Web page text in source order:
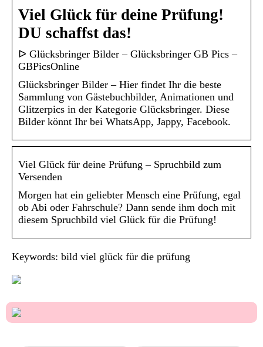
Viel Glück für deine Prüfung!
DU schaffst das!
ᐅ Glücksbringer Bilder – Glücksbringer GB Pics –
GBPicsOnline
Glücksbringer Bilder – Hier findet Ihr die beste
Sammlung von Gästebuchbilder, Animationen und
Glitzerpics in der Kategorie Glücksbringer. Diese
Bilder könnt Ihr bei WhatsApp, Jappy, Facebook.
Viel Glück für deine Prüfung – Spruchbild zum
Versenden
Morgen hat ein geliebter Mensch eine Prüfung, egal
ob Abi oder Fahrschule? Dann sende ihm doch mit
diesem Spruchbild viel Glück für die Prüfung!
Keywords: bild viel glück für die prüfung